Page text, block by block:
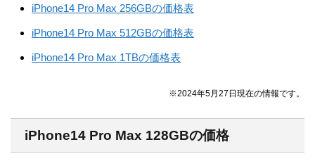
iPhone14 Pro Max 256GBの価格表
iPhone14 Pro Max 512GBの価格表
iPhone14 Pro Max 1TBの価格表
※2024年5月27日現在の情報です。
iPhone14 Pro Max 128GBの価格